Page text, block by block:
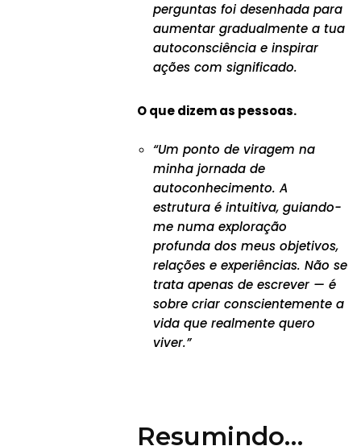
perguntas foi desenhada para
aumentar gradualmente a tua
autoconsciência e inspirar
ações com significado.
O que dizem as pessoas.
“Um ponto de viragem na
minha jornada de
autoconhecimento. A
estrutura é intuitiva, guiando-
me numa exploração
profunda dos meus objetivos,
relações e experiências. Não se
trata apenas de escrever — é
sobre criar conscientemente a
vida que realmente quero
viver.”
Resumindo…